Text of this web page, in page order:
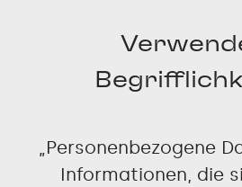
„Personenbezogene
Informationen, die